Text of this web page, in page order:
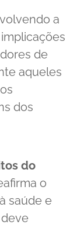
a
de
aqueles
dos
do
o
saúde e